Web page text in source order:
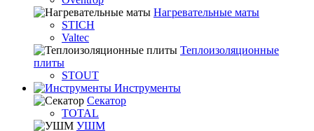
Нагревательные маты
STICH
Valtec
Теплоизоляционные
плиты
STOUT
Инструменты
Секатор
TOTAL
УШМ